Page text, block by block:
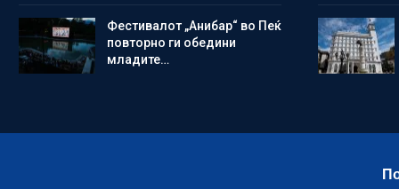
Фестивалот „Анибар“ во Пеќ
повторно ги обедини
младите…